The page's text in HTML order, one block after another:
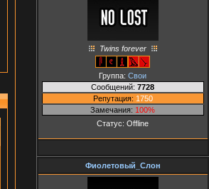
Twins forever
Группа: Свои
Сообщений: 7728
Репутация: 1750
Замечания: 100%
Статус: Offline
Фиолетовый_Слон